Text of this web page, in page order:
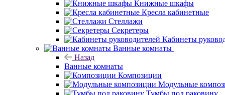
Книжные шкафы
Кресла кабинетные
Стеллажи
Секретеры
Кабинеты
Ванные комнаты
Назад
Ванные комнаты
Композиции
Модульные
Тумбы под раковину